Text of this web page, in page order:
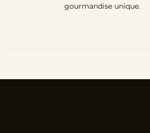
gourmandise unique.